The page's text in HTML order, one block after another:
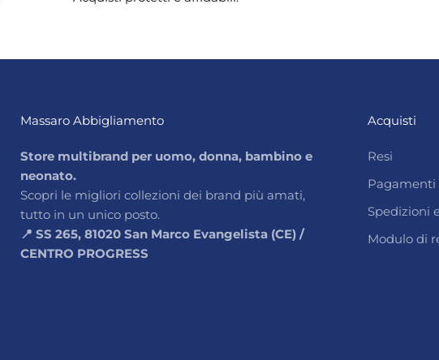
Massaro Abbigliamento
Store multibrand per uomo, donna, bambino e
neonato.
Scopri le migliori collezioni dei brand più amati,
tutto in un unico posto.
📍 SS 265, 81020 San Marco Evangelista (CE) /
CENTRO PROGRESS
Acquisti
Resi
Pagamenti
Spedizioni
Modulo di